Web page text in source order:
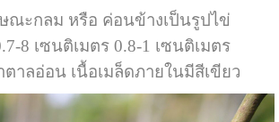
ลม หรือ ค่อนข้างเป็นรูปไข่
8 เซนติเมตร 0.8-1 เซนติเมตร
ตาลอ่อน เนื้อเมล็ดภายในมีสีเขียว